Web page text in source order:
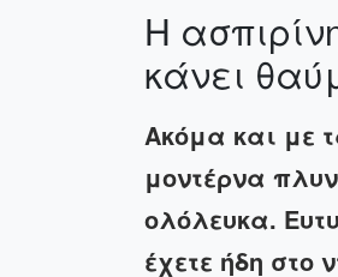
Η
κάνει
Ακόμα και με
μοντέρνα
ολόλευκα.
έχετε ήδη